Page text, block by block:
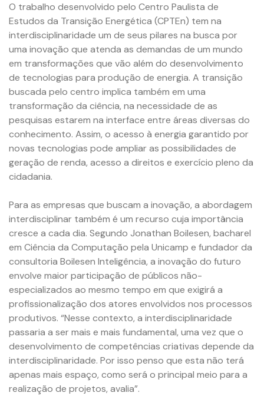
O trabalho desenvolvido pelo Centro Paulista de
Estudos da Transição Energética (CPTEn) tem na
interdisciplinaridade um de seus pilares na busca por
uma inovação que atenda as demandas de um mundo
em transformações que vão além do desenvolvimento
de tecnologias para produção de energia. A transição
buscada pelo centro implica também em uma
transformação da ciência, na necessidade de as
pesquisas estarem na interface entre áreas diversas do
conhecimento. Assim, o acesso à energia garantido por
novas tecnologias pode ampliar as possibilidades de
geração de renda, acesso a direitos e exercício pleno da
cidadania.
Para as empresas que buscam a inovação, a abordagem
interdisciplinar também é um recurso cuja importância
cresce a cada dia. Segundo Jonathan Boilesen, bacharel
em Ciência da Computação pela Unicamp e fundador da
consultoria Boilesen Inteligência, a inovação do futuro
envolve maior participação de públicos não-
especializados ao mesmo tempo em que exigirá a
profissionalização dos atores envolvidos nos processos
produtivos. “Nesse contexto, a interdisciplinaridade
passaria a ser mais e mais fundamental, uma vez que o
desenvolvimento de competências criativas depende da
interdisciplinaridade. Por isso penso que esta não terá
apenas mais espaço, como será o principal meio para a
realização de projetos, avalia”.